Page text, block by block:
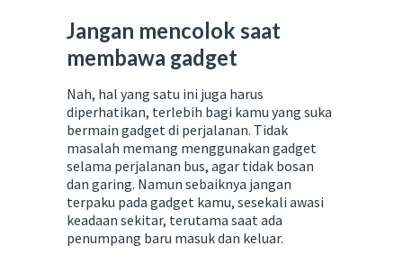
Jangan mencolok saat
membawa gadget
Nah, hal yang satu ini juga harus
diperhatikan, terlebih bagi kamu yang suka
bermain gadget di perjalanan. Tidak
masalah memang menggunakan gadget
selama perjalanan bus, agar tidak bosan
dan garing. Namun sebaiknya jangan
terpaku pada gadget kamu, sesekali awasi
keadaan sekitar, terutama saat ada
penumpang baru masuk dan keluar.